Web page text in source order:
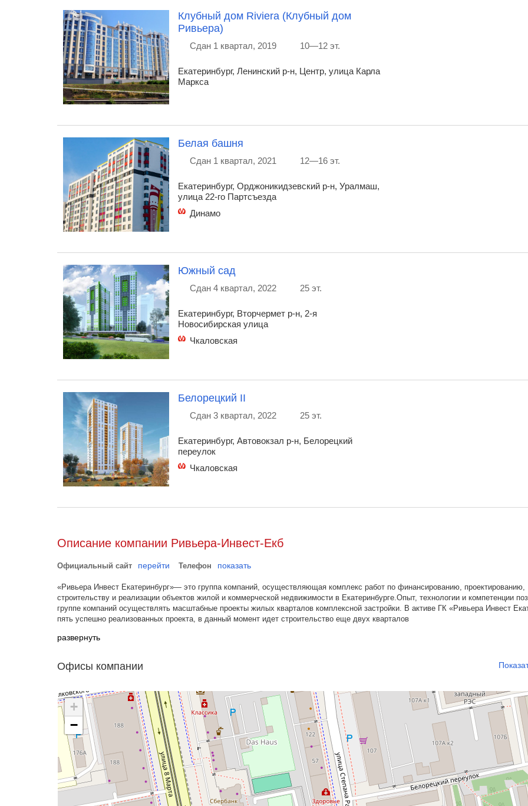
Клубный дом Riviera (Клубный дом
Ривьера)
Сдан 1 квартал, 2019 10—12 эт.
Екатеринбург, Ленинский р-н, Центр, улица Карла
Маркса
Белая башня
Сдан 1 квартал, 2021 12—16 эт.
Екатеринбург, Орджоникидзевский р-н, Уралмаш,
улица 22-го Партсъезда
Динамо
Южный сад
Сдан 4 квартал, 2022 25 эт.
Екатеринбург, Вторчермет р-н, 2-я
Новосибирская улица
Чкаловская
Белорецкий II
Сдан 3 квартал, 2022 25 эт.
Екатеринбург, Автовокзал р-н, Белорецкий
переулок
Чкаловская
Описание компании Ривьера-Инвест-Екб
Официальный сайт перейти Телефон показать
«Ривьера Инвест Екатеринбург»— это группа компаний, осуществляющая комплекс работ по финансированию, проектированию,
строительству и реализации объектов жилой и коммерческой недвижимости в Екатеринбурге.Опыт, технологии и компетенции
группе компаний осуществлять масштабные проекты жилых кварталов комплексной застройки. В активе ГК «Ривьера Инвест
пять успешно реализованных проекта, в данный момент идет строительство еще двух кварталов
развернуть
Офисы компании
+
−